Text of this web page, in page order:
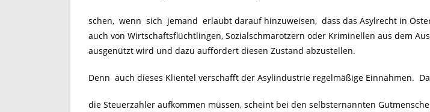
schen, wenn sich jemand erlaubt darauf hinzuweisen, dass das Asylrecht in
auch von Wirtschaftsflüchtlingen, Sozialschmarotzern oder Kriminellen aus dem
ausgenützt wird und dazu auffordert diesen Zustand abzustellen.
Denn auch dieses Klientel verschafft der Asylindustrie regelmäßige Einnahmen.
die Steuerzahler aufkommen müssen, scheint bei den selbsternannten